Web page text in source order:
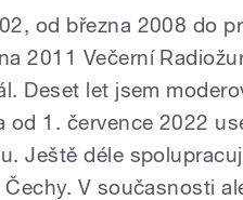
od března 2008 do
2011 Večerní
. Deset let jsem
od 1. července 2022
Ještě déle
V současnosti